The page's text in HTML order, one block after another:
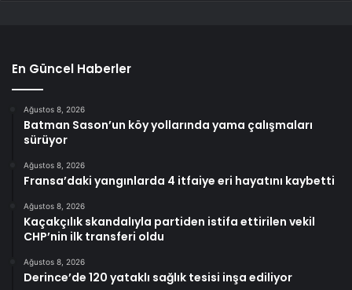
En Güncel Haberler
Ağustos 8, 2026
Batman Sason’un köy yollarında yama çalışmaları
sürüyor
Ağustos 8, 2026
Fransa’daki yangınlarda 4 itfaiye eri hayatını kaybetti
Ağustos 8, 2026
Kaçakçılık skandalıyla partiden istifa ettirilen vekil
CHP’nin ilk transferi oldu
Ağustos 8, 2026
Derince’de 120 yataklı sağlık tesisi inşa ediliyor